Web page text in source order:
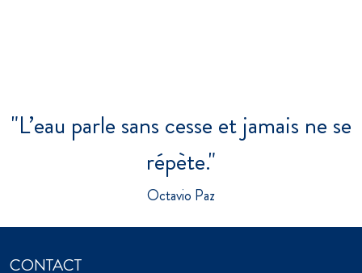
"L’eau parle sans cesse et jamais ne se
répète."
Octavio Paz
CONTACT